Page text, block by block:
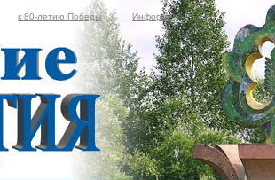
к 80-летию Победы Информер